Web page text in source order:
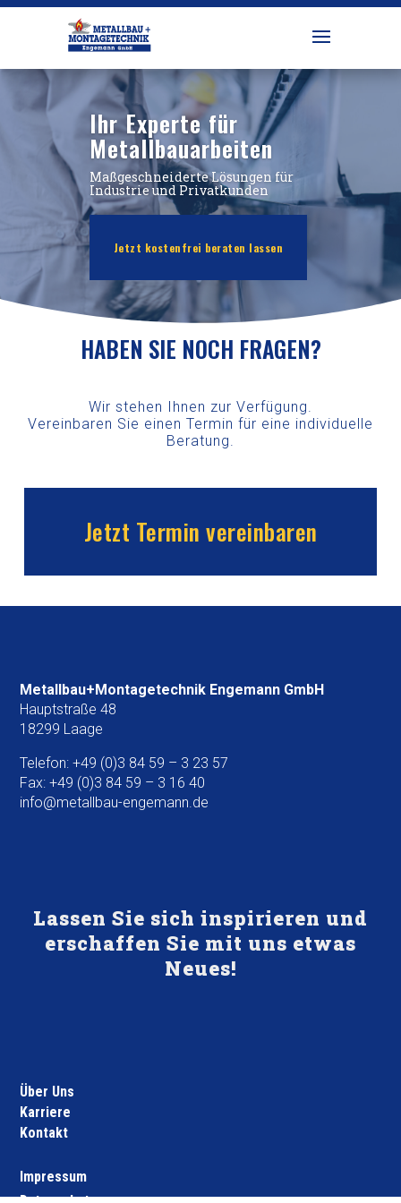
Ihr Experte für
Metallbauarbeiten
Maßgeschneiderte Lösungen für
Industrie und Privatkunden
Jetzt kostenfrei beraten lassen
HABEN SIE NOCH FRAGEN?
Wir stehen Ihnen zur Verfügung.
Vereinbaren Sie einen Termin für eine individuelle
Beratung.
Jetzt Termin vereinbaren
Metallbau+Montagetechnik Engemann GmbH
Hauptstraße 48
18299 Laage
Telefon:+49 (0)3 84 59 – 3 23 57
Fax: +49 (0)3 84 59 – 3 16 40
info@metallbau-engemann.de
Lassen Sie sich inspirieren und
erschaffen Sie mit uns etwas
Neues!
Über Uns
Karriere
Kontakt
Impressum